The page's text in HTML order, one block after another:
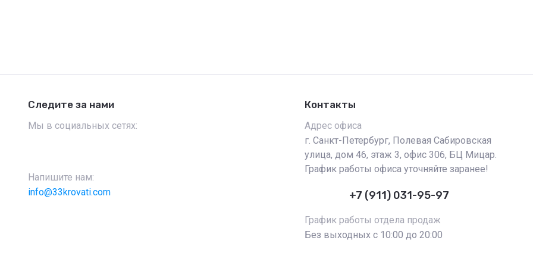
Следите за нами
Мы в социальных сетях:
Напишите нам:
info@33krovati.com
Контакты
Адрес офиса
г. Санкт-Петербург, Полевая Сабировская
улица, дом 46, этаж 3, офис 306, БЦ Мицар.
График работы офиса уточняйте заранее!
+7 (911) 031-95-97
График работы отдела продаж
Без выходных с 10:00 до 20:00